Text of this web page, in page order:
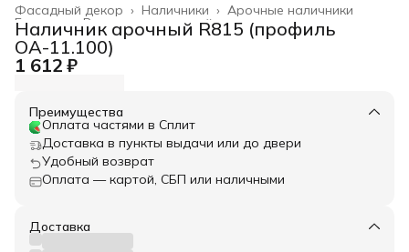
Арочные наличники
Наличники ›
Фасадный декор ›
Весь архитектурный декор ›
Главная ›
Наличник арочный R815 (профиль
ОА-11.100)
1 612 ₽
Преимущества
Оплата частями в Сплит
Доставка в пункты выдачи или до двери
Удобный возврат
Оплата — картой, СБП или наличными
Доставка